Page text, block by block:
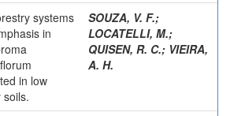
systems
in
in low
soils.
SOUZA, V. F.;
LOCATELLI, M.;
QUISEN, R. C.; VIEIRA,
A. H.